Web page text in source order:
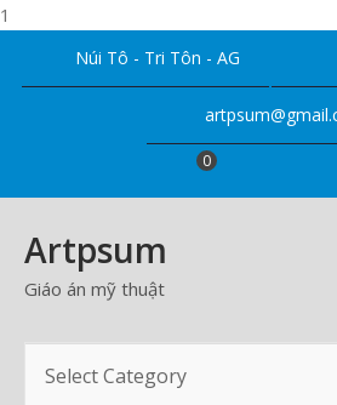
1
Núi Tô - Tri Tôn - AG
0
Artpsum
Giáo án mỹ thuật